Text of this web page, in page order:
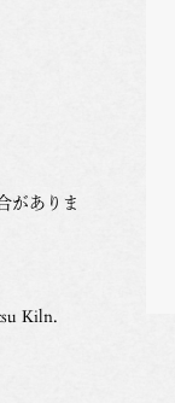
がありま
Kiln.